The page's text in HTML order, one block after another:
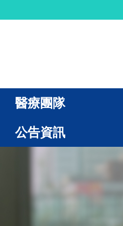
醫療團隊
公告資訊